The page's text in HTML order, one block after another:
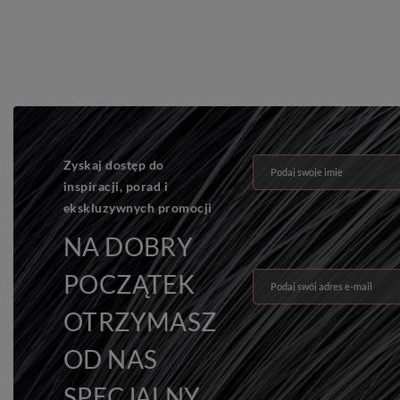
Zyskaj dostęp do
inspiracji, porad i
ekskluzywnych promocji
NA DOBRY
POCZĄTEK
OTRZYMASZ
OD NAS
Podaj swoje imię
Podaj swój adres e-mail